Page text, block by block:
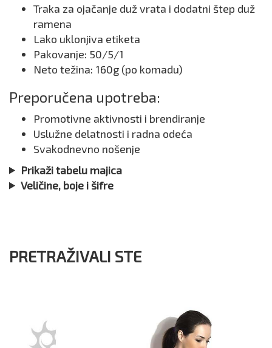
Traka za ojačanje duž vrata i dodatni štep duž
ramena
Lako uklonjiva etiketa
Pakovanje: 50/5/1
Neto težina: 160g (po komadu)
Preporučena upotreba:
Promotivne aktivnosti i brendiranje
Uslužne delatnosti i radna odeća
Svakodnevno nošenje
Prikaži tabelu majica
Veličine, boje i šifre
PRETRAŽIVALI STE